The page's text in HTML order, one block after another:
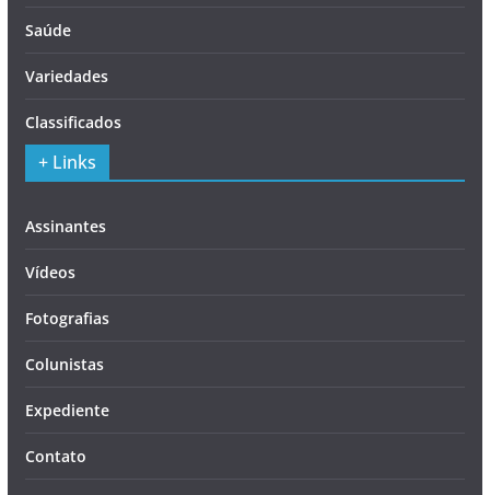
Saúde
Variedades
Classificados
+ Links
Assinantes
Vídeos
Fotografias
Colunistas
Expediente
Contato